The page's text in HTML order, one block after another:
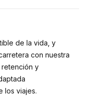
de la vida, y
con nuestra
y
los viajes.